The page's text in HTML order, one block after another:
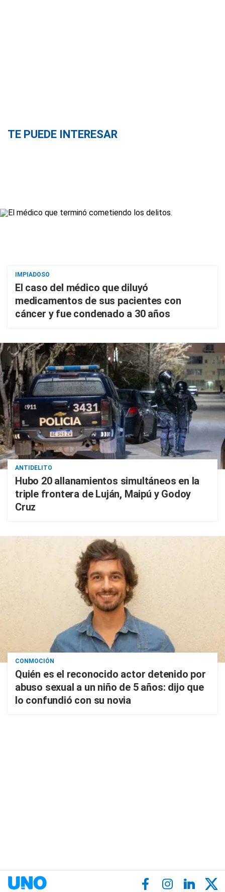
TE PUEDE INTERESAR
IMPIADOSO
El caso del médico que diluyó
medicamentos de sus pacientes con
cáncer y fue condenado a 30 años
ANTIDELITO
Hubo 20 allanamientos simultáneos en la
triple frontera de Luján, Maipú y Godoy
Cruz
CONMOCIÓN
Quién es el reconocido actor detenido por
abuso sexual a un niño de 5 años: dijo que
lo confundió con su novia